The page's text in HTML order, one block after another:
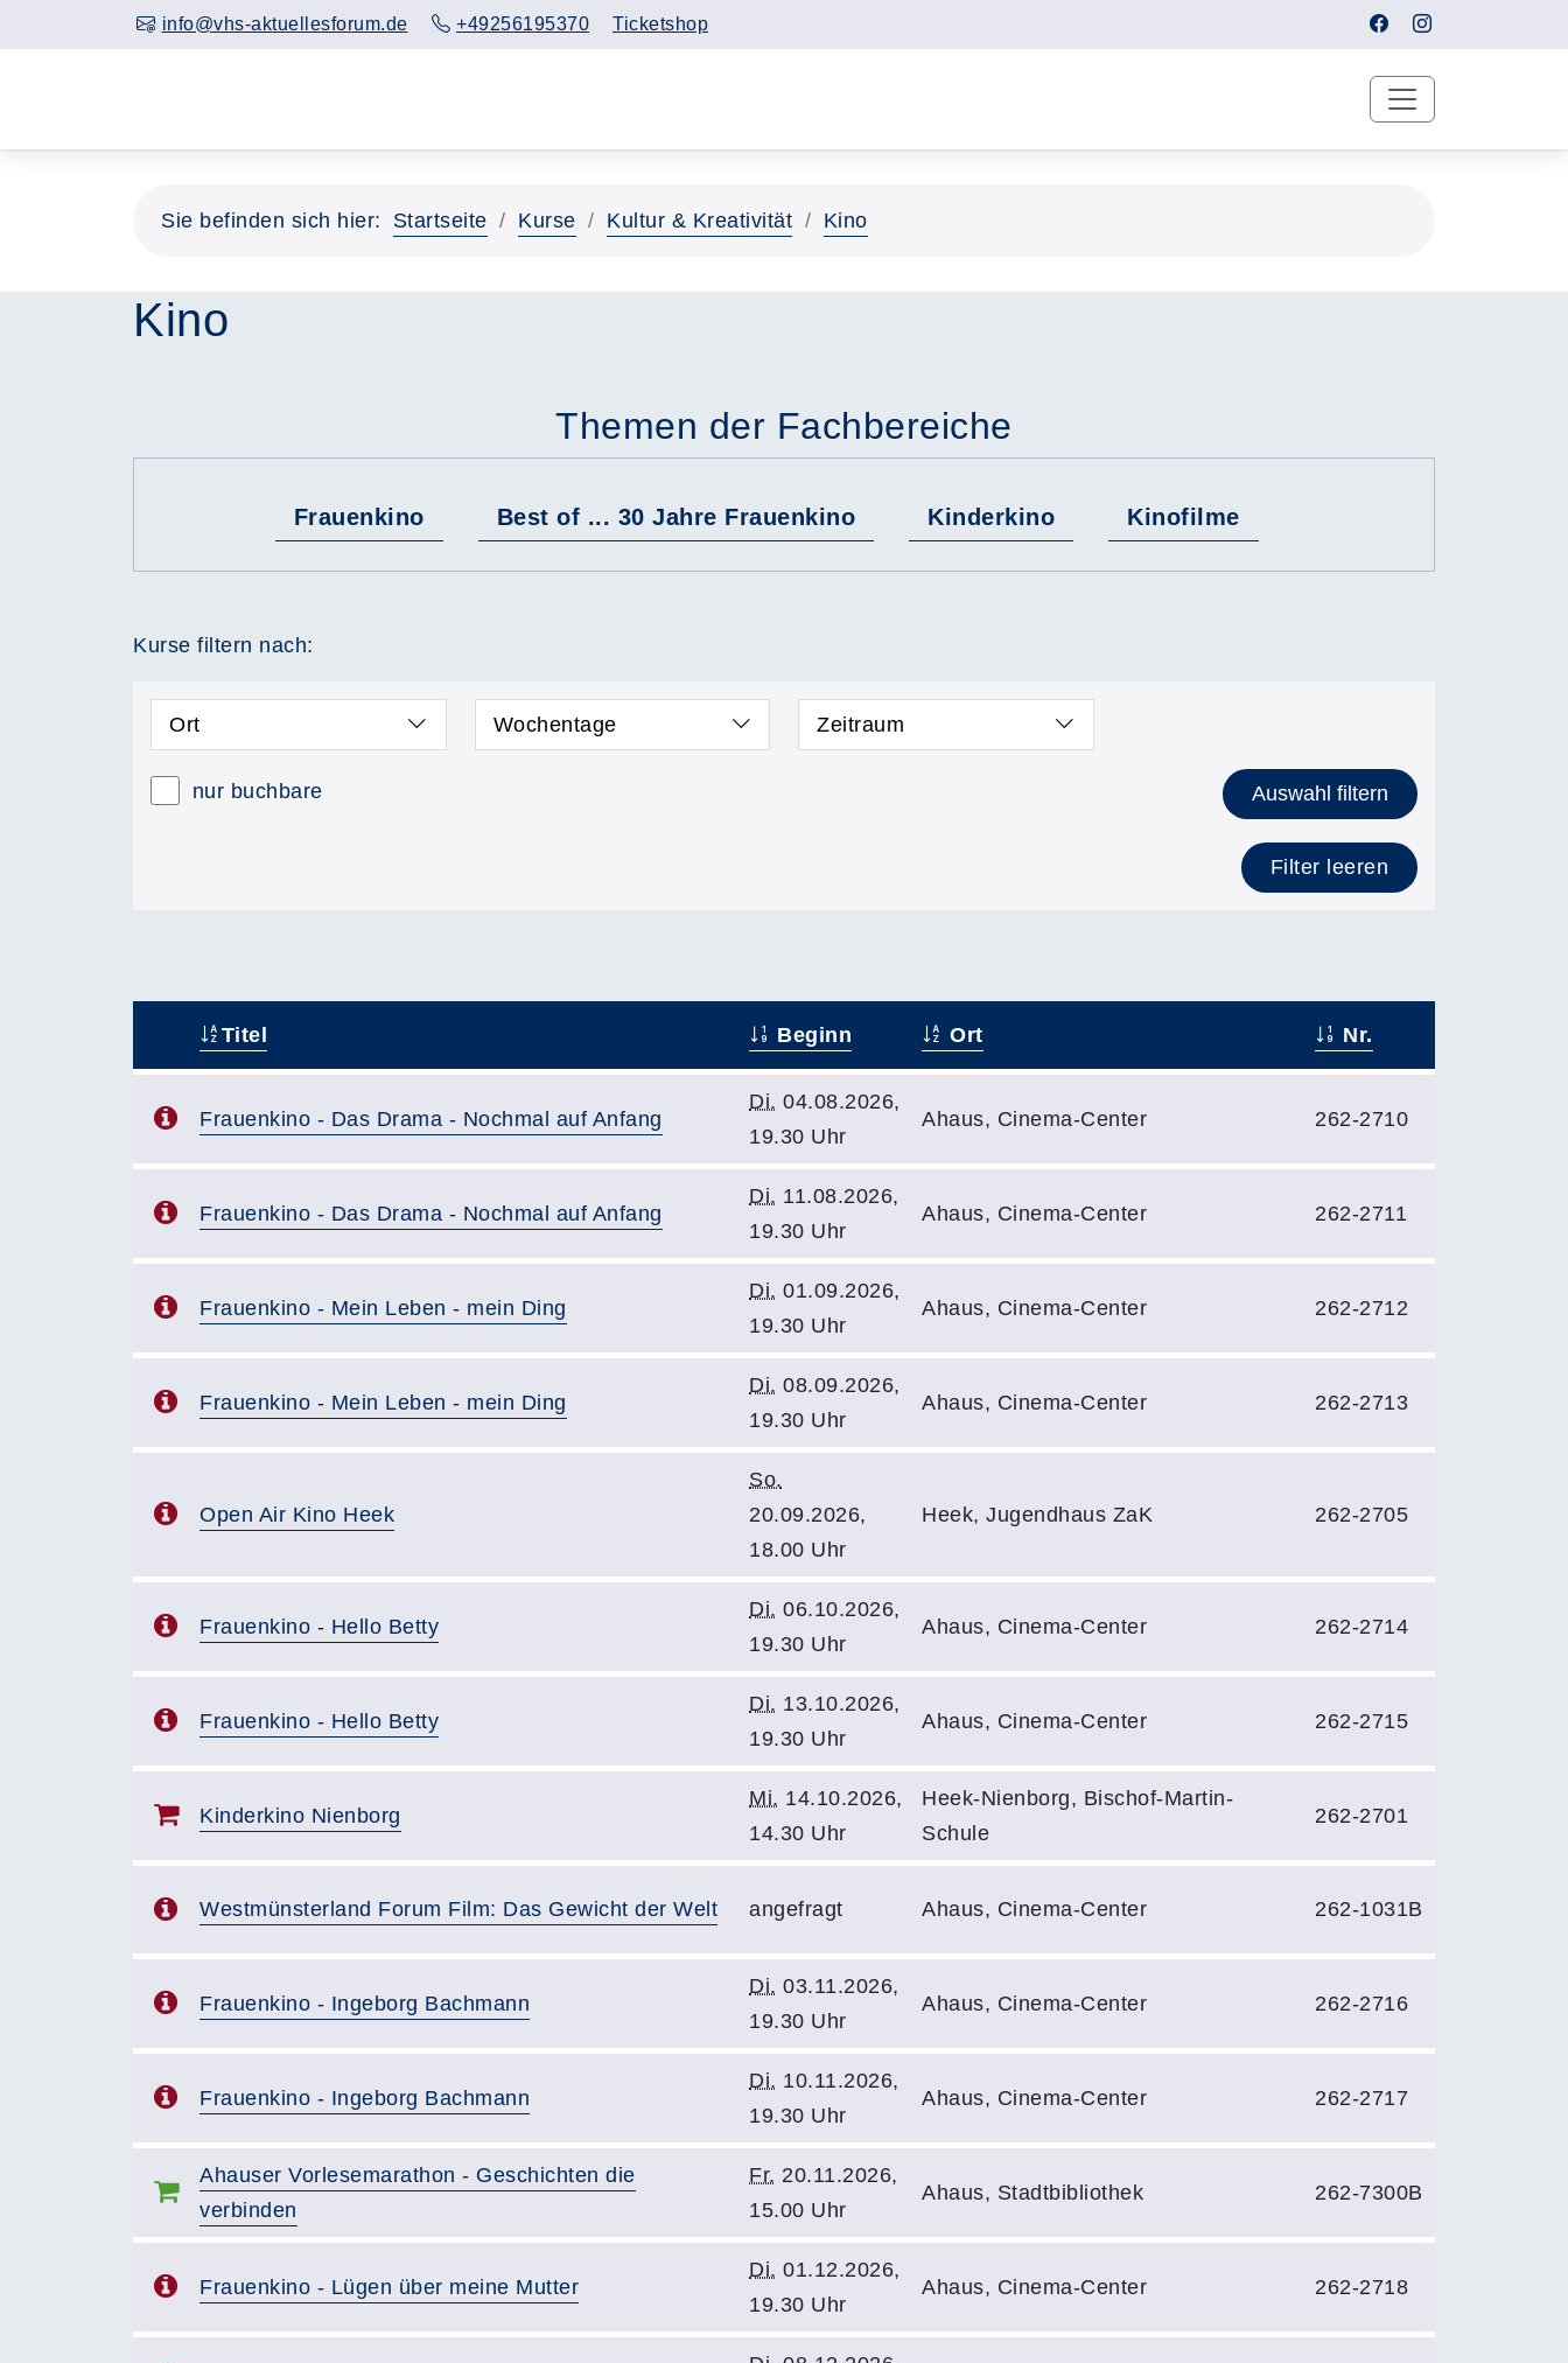
info@vhs-aktuellesforum.de +49256195370 Ticketshop
Sie befinden sich hier: Startseite Kurse Kultur & Kreativität Kino
Kino
Themen der Fachbereiche
Frauenkino Best of ... 30 Jahre Frauenkino Kinderkino Kinofilme
Kurse filtern nach:
Ort Wochentage Zeitraum
nur buchbare Auswahl filtern
Filter leeren
Titel Beginn Ort Nr.
Frauenkino - Das Drama - Nochmal auf Anfang
Di. 04.08.2026,
19.30 Uhr
Ahaus, Cinema-Center 262-2710
Frauenkino - Das Drama - Nochmal auf Anfang
Di. 11.08.2026,
19.30 Uhr
Ahaus, Cinema-Center 262-2711
Frauenkino - Mein Leben - mein Ding
Di. 01.09.2026,
19.30 Uhr
Ahaus, Cinema-Center 262-2712
Frauenkino - Mein Leben - mein Ding
Di. 08.09.2026,
19.30 Uhr
Ahaus, Cinema-Center 262-2713
Open Air Kino Heek
So.
20.09.2026,
18.00 Uhr
Heek, Jugendhaus ZaK 262-2705
Frauenkino - Hello Betty
Di. 06.10.2026,
19.30 Uhr
Ahaus, Cinema-Center 262-2714
Frauenkino - Hello Betty
Di. 13.10.2026,
19.30 Uhr
Ahaus, Cinema-Center 262-2715
Kinderkino Nienborg
Mi. 14.10.2026,
14.30 Uhr
Heek-Nienborg, Bischof-Martin-
Schule
262-2701
Westmünsterland Forum Film: Das Gewicht der Welt angefragt Ahaus, Cinema-Center 262-1031B
Frauenkino - Ingeborg Bachmann
Di. 03.11.2026,
19.30 Uhr
Ahaus, Cinema-Center 262-2716
Frauenkino - Ingeborg Bachmann
Di. 10.11.2026,
19.30 Uhr
Ahaus, Cinema-Center 262-2717
Ahauser Vorlesemarathon - Geschichten die
verbinden
Fr. 20.11.2026,
15.00 Uhr
Ahaus, Stadtbibliothek 262-7300B
Frauenkino - Lügen über meine Mutter
Di. 01.12.2026,
19.30 Uhr
Ahaus, Cinema-Center 262-2718